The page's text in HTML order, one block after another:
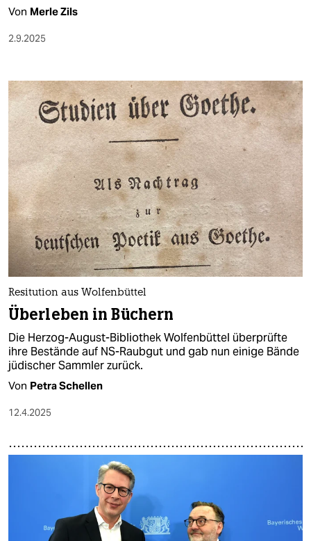
Von Merle Zils
2.9.2025
Resitution aus Wolfenbüttel
Überleben in Büchern
Die Herzog-August-Bibliothek Wolfenbüttel überprüfte
ihre Bestände auf NS-Raubgut und gab nun einige Bände
jüdischer Sammler zurück.
Von Petra Schellen
12.4.2025